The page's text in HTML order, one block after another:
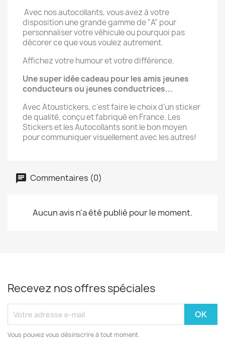
Avec nos autocollants, vous avez à votre
disposition une grande gamme de "A" pour
personnaliser votre véhicule ou pourquoi pas
décorer ce que vous voulez autrement.
Affichez votre humour et votre différence.
Une super idée cadeau pour les amis jeunes
conducteurs ou jeunes conductrices...
Avec Atoustickers, c'est faire le choix d'un sticker
de qualité, conçu et fabriqué en France. Les
Stickers et les Autocollants sont le bon moyen
pour communiquer visuellement avec les autres!
Commentaires (0)
Aucun avis n'a été publié pour le moment.
Recevez nos offres spéciales
Vous pouvez vous désinscrire à tout moment.